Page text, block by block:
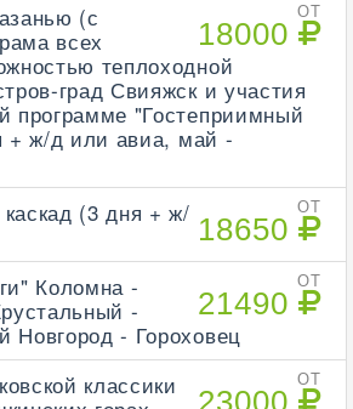
ОТ
18000
(с
всех
теплоходной
град Свияжск и участия
программе "Гостеприимный
+ ж/д или авиа, май -
ОТ
18650
(3 дня + ж/
ОТ
21490
Коломна -
-
- Гороховец
ОТ
23000
классики